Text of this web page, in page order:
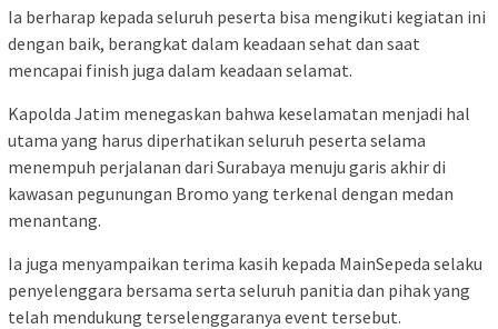
Ia berharap kepada seluruh peserta bisa mengikuti kegiatan ini
dengan baik, berangkat dalam keadaan sehat dan saat
mencapai finish juga dalam keadaan selamat.
Kapolda Jatim menegaskan bahwa keselamatan menjadi hal
utama yang harus diperhatikan seluruh peserta selama
menempuh perjalanan dari Surabaya menuju garis akhir di
kawasan pegunungan Bromo yang terkenal dengan medan
menantang.
Ia juga menyampaikan terima kasih kepada MainSepeda selaku
penyelenggara bersama serta seluruh panitia dan pihak yang
telah mendukung terselenggaranya event tersebut.